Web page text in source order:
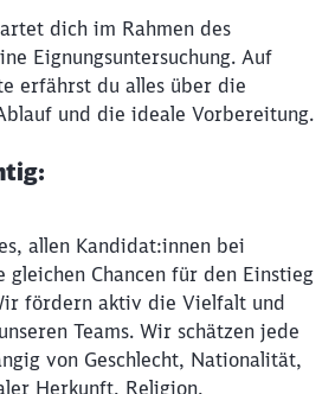
dich im Rahmen des
Eignungsuntersuchung. Auf
erfährst du alles über die
und die ideale Vorbereitung.
allen Kandidat:innen bei
gleichen Chancen für den Einstieg
fördern aktiv die Vielfalt und
Teams. Wir schätzen jede
von Geschlecht, Nationalität,
Herkunft, Religion,